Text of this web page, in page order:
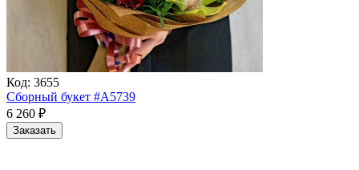
Код: 3655
Сборный букет #A5739
6 260 ₽
Заказать